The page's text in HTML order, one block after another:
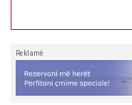
Reklamë